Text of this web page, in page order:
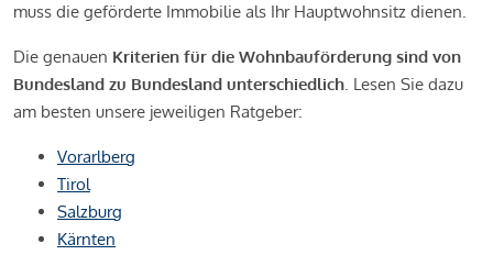
muss die geförderte Immobilie als Ihr Hauptwohnsitz dienen.
Die genauen Kriterien für die Wohnbauförderung sind von
Bundesland zu Bundesland unterschiedlich. Lesen Sie dazu
am besten unsere jeweiligen Ratgeber:
Vorarlberg
Tirol
Salzburg
Kärnten